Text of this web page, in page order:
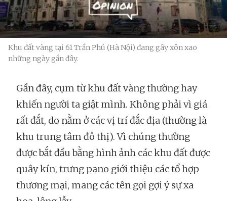
Khu đất vàng tại 61 Trần Phú (Hà Nội) đang gây xôn xao
những ngày gần đây.
Gần đây, cụm từ khu đất vàng thường hay
khiến người ta giật mình. Không phải vì giá
rất đắt, do nằm ở các vị trí đắc địa (thường là
khu trung tâm đô thị). Vì chúng thường
được bắt đầu bằng hình ảnh các khu đất được
quây kín, trưng pano giới thiệu các tổ hợp
thương mại, mang các tên gọi gợi ý sự xa